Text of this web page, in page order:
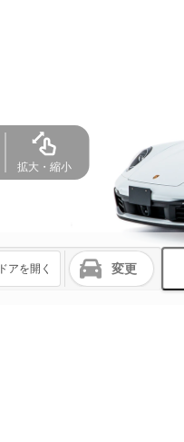
ドアを開く 変更